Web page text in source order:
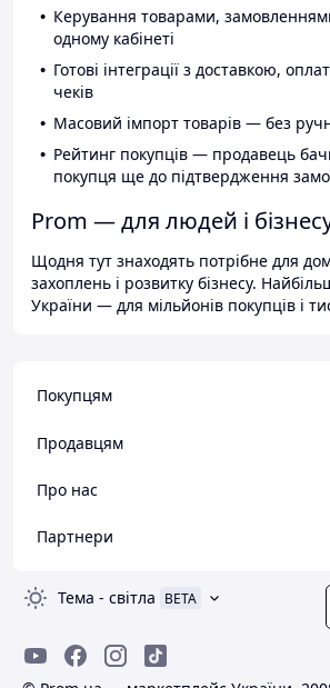
Керування товарами,
одному кабінеті
Готові інтеграції з доставкою,
чеків
Масовий імпорт товарів — без
Рейтинг покупців — продавець
покупця ще до підтвердження
Prom — для людей і
Щодня тут знаходять потрібне для
захоплень і розвитку бізнесу.
України — для мільйонів покупців і
Покупцям
Продавцям
Про нас
Партнери
Тема - світла BETA